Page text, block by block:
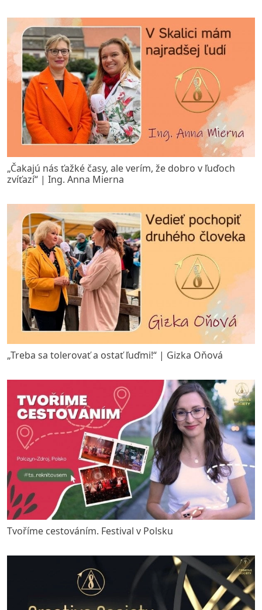
„Čakajú nás ťažké časy, ale verím, že dobro v ľuďoch
zvíťazí“ | Ing. Anna Mierna
„Treba sa tolerovať a ostať ľuďmi!“ | Gizka Oňová
Tvoříme cestováním. Festival v Polsku